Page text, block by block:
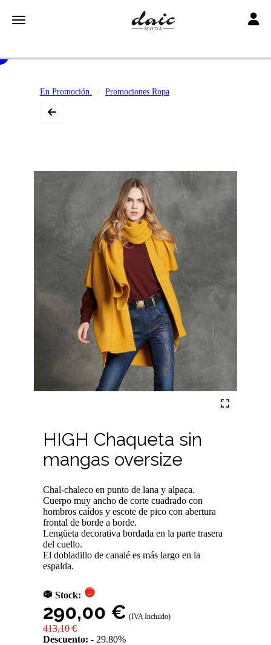
Toggle navigation
En Promoción. Promociones Ropa
HIGH Chaqueta sin
mangas oversize
Chal-chaleco en punto de lana y alpaca.
Cuerpo muy ancho de corte cuadrado con
hombros caídos y escote de pico con abertura
frontal de borde a borde.
Lengüeta decorativa bordada en la parte trasera
del cuello.
El dobladillo de canalé es más largo en la
espalda.
Stock:
290,00 € (IVA Incluido)
413,10 €
Descuento: 29.80%